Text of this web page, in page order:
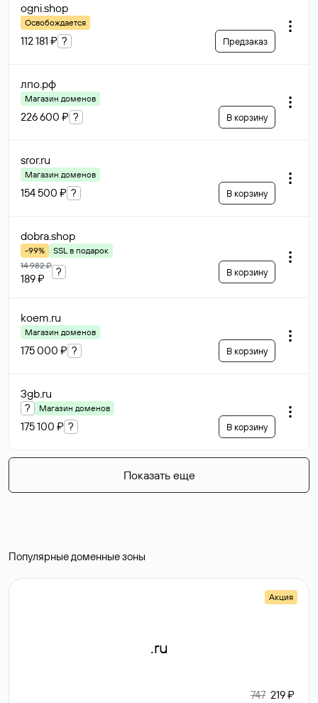
ogni.shop
Освобождается
112 181 ₽ ? Предзаказ
лпо.рф
Магазин доменов
226 600 ₽ ? В корзину
sror.ru
Магазин доменов
154 500 ₽ ? В корзину
dobra.shop
-99%
SSL в подарок
14 982 ₽
189 ₽
? В корзину
koem.ru
Магазин доменов
175 000 ₽ ? В корзину
3gb.ru
? Магазин доменов
175 100 ₽ ? В корзину
Показать еще
Популярные доменные зоны
Акция
.ru
747 219 ₽